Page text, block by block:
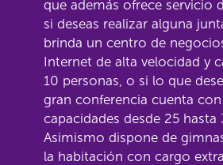
que además ofrece servicio
si deseas realizar alguna
brinda un centro de
Internet de alta velocidad y
10 personas, o si lo que
gran conferencia cuenta
capacidades desde 25 hasta
Asimismo dispone de
la habitación con cargo